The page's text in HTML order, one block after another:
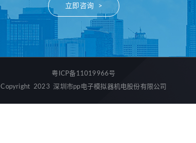
立即咨询 >
粤ICP备11019966号
Copyright 2023 深圳市pp电子模拟器机电股份有限公司